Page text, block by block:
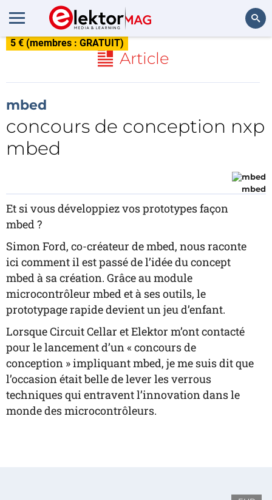
5 € (membres : GRATUIT)
Article
mbed
concours de conception nxp
mbed
mbed
Et si vous développiez vos prototypes façon
mbed ?
Simon Ford, co-créateur de mbed, nous raconte
ici comment il est passé de l’idée du concept
mbed à sa création. Grâce au module
microcontrôleur mbed et à ses outils, le
prototypage rapide devient un jeu d’enfant.
Lorsque Circuit Cellar et Elektor m’ont contacté
pour le lancement d’un « concours de
conception » impliquant mbed, je me suis dit que
l’occasion était belle de lever les verrous
techniques qui entravent l’innovation dans le
monde des microcontrôleurs.